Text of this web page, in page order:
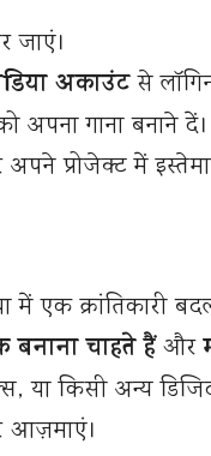
जाएं।
अकाउंटसे
अपना गाना बनाने दें।
प्रोजेक्ट में
में एक क्रांतिकारी
चाहते हैंऔर
या किसी अन्य
आज़माएं।